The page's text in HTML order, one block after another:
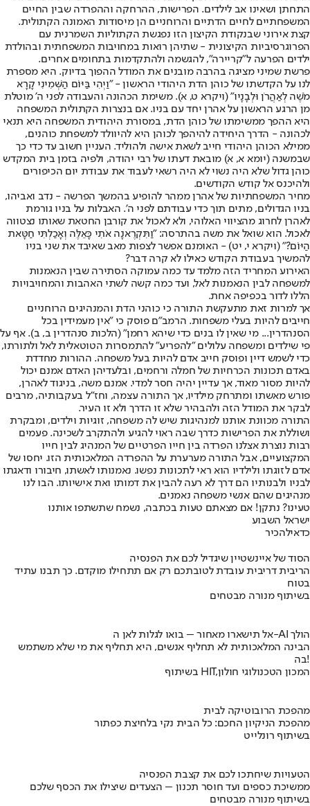
התחתן ושאינו אב לילדים. הפרישות, ההרחקה וההפרדה שבין החיים
המשפחתיים לחיים הדתיים והרוחניים הן מיסודות האמונה הקתולית.
קצת אירוני שבנקודת הקיצון הזו נפגשת הקתוליות השמרנית עם
הפרוגרסיביות הקיצונית - שתיהן רואות במחויבות המשפחתית ובהולדת
ילדים הפרעה ל"קריירה", להגשמה ולהתקדמות בתחומים אחרים.
פרשת שמיני מציגה בהרבה מובנים את המודל ההפוך בדיוק. היא מספרת
לנו על הקדשתו של כוהן הדת היהודי הראשון - "וַיְהִי בַּיּוֹם הַשְּׁמִינִי קָרָא
מֹשֶׁה לְאַהֲרֹן וּלְבָנָיו" (ויקרא ט, א). משימת הכהונה והעבודה לפני ה' מוטלת
מן הרגע הראשון על אהרן יחד עם בניו. אם בנצרות הקתולית המשפחה
היא ההפך ממשימתו של כוהן הדת, במסורת היהודית המשפחה היא תנאי
לכהונה - הדרך היחידה להיהפך לכוהן היא להיוולד למשפחת כוהנים,
ממילא הכוהן היהודי חייב לשאת אישה ולהוליד. העניין חשוב עד כדי כך
שבמשנה (יומא א, א) מובאת דעתו של רבי יהודה, ולפיה בזמן בית המקדש
כוהן גדול שלא היה נשוי לא היה רשאי לעבוד את עבודת יום הכיפורים
ולהיכנס אל קודש הקודשים.
מחיר המשפחתיות של אהרן ממהר להופיע בהמשך הפרשה - נדב ואביהו,
בניו הגדולים, מתים תוך כדי עבודתם לפני ה'. האבלות על בניו גורמת
לאהרן לחרוג מהציווי האלוהי, ולא לאכול את קורבן החטאת שאותו נצטווה
לאכול. הוא שואל את משה בהתרסה: "וַתִּקְרֶאנָה אֹתִי כָּאֵלֶּה וְאָכַלְתִּי חַטָּאת
הַיּוֹם?" (ויקרא י, יט) - האומנם אפשר לצפות מאב שאיבד את שני בניו
להמשיך בעבודת הקודש כאילו לא קרה דבר?
האירוע המחריד הזה מלמד עד כמה עמוקה הסתירה שבין הנאמנות
למשפחה לבין הנאמנות לאל, ועד כמה קשה לשתי האהבות והמחויבויות
הללו לדור בכפיפה אחת.
אך למרות זאת מתעקשת התורה כי כוהני הדת והמנהיגים הרוחניים
חייבים להיות בעלי משפחות. הרמב"ם פוסק כי "אין מעמידין בכל
הסנהדרין... מי שאין לו בנים כדי שיהא רחמן" (הלכות סנהדרין ב, ב). אף על
פי שילדים ומשפחה עלולים "להפריע" להתמסרות הטוטאלית לאל ולתורתו,
כדי לשמש דיין ופוסק חייב אדם להיות בעל משפחה. ההורות מחדדת
באדם תכונות הכרחיות של חמלה ורחמים, ובלעדיהן האדם אמנם יכול
להיות מסור מאוד, אך עדיין יהיה חסר למדי. אמנם משה, בניגוד לאהרן,
פורש מאשתו ומתרחק מילדיו, אך התורה עצמה, וחז"ל בעקבותיה, מרבים
לבקר את המודל הזה ולהבהיר שלא זו הדרך ולא זו העיר.
התורה מכוונת אותנו למנהיגות שיש לה משפחה, זוגיות וילדים, ומבקרת
ושוללת את הפרישות כדרך שבה ראוי להגיע ולהתקרב לשכינה. פעמים
רבות נוצרת אצלנו הפרדה בין חייו הפרטיים של המנהיג לבין חייו
המקצועיים, אבל התורה מערערת על ההפרדה המלאכותית הזו. יחסו של
אדם לזוגתו ולילדיו הוא ראי לתכונות נפשו. נאמנותו לאשתו, חיבורו ודאגתו
לבניו ולבנותיו הם דרך לא רעה להבין את דמותו ואת אישיותו. הבו לנו
מנהיגים שהם אנשי משפחה נאמנים.
טעינו? נתקן! אם מצאתם טעות בכתבה, נשמח שתשתפו אותנו
ישראל השבוע
כדאילהכיר
הסוד של איינשטיין שיגדיל לכם את הפנסיה
הריבית דריבית עובדת לטובתכם רק אם תתחילו מוקדם. כך תבנו עתיד
בטוח
בשיתוף מנורה מבטחים
אל תישארו מאחור – בואו לגלות לאן ה-AI הולך
הבינה המלאכותית לא תחליף אנשים, היא תחליף את מי שלא משתמש
בה!
בשיתוף HIT,המכון הטכנולוגי חולון
מהפכת הרובוטיקה לבית
מהפכת הניקיון החכם: כל הבית נקי בלחיצת כפתור
בשיתוף רונלייט
הטעויות שיחתכו לכם את קצבת הפנסיה
ממשיכת כספים ועד חוסר תכנון – הצעדים שיצילו את הכסף שלכם
בשיתוף מנורה מבטחים